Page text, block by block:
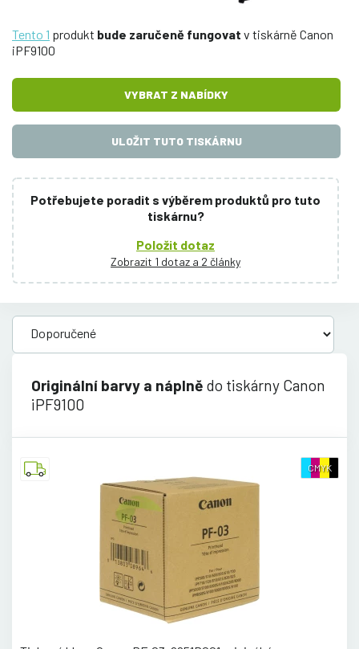
Tento 1 produkt bude zaručeně fungovat v tiskárně Canon
iPF9100
VYBRAT Z NABÍDKY
ULOŽIT TUTO TISKÁRNU
Potřebujete poradit s výběrem produktů pro tuto
tiskárnu?
Položit dotaz
Zobrazit 1 dotaz a 2 články
Originální barvy a náplně do tiskárny Canon
iPF9100
CMYK